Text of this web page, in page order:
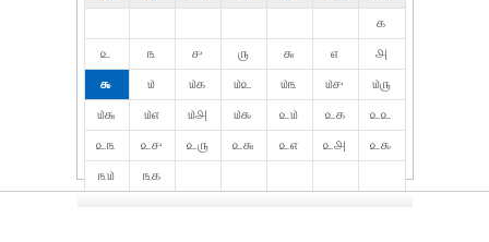
௧
௨
௩ ௪ ௫ ௬ ௭
௮
௯
௰ ௰௧ ௰௨ ௰௩ ௰௪
௰௫
௰௬
௰௭ ௰௮ ௰௯ ௨௰ ௨௧
௨௨
௨௩
௨௪ ௨௫ ௨௬ ௨௭ ௨௮
௨௯
௩௰
௩௧